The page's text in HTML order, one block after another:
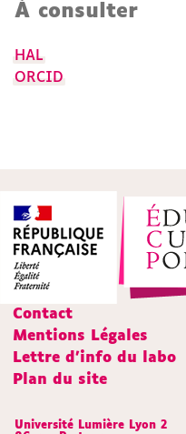
À consulter
HAL
ORCID
Contact
Mentions Légales
Lettre d'info du labo
Plan du site
Université Lumière Lyon 2